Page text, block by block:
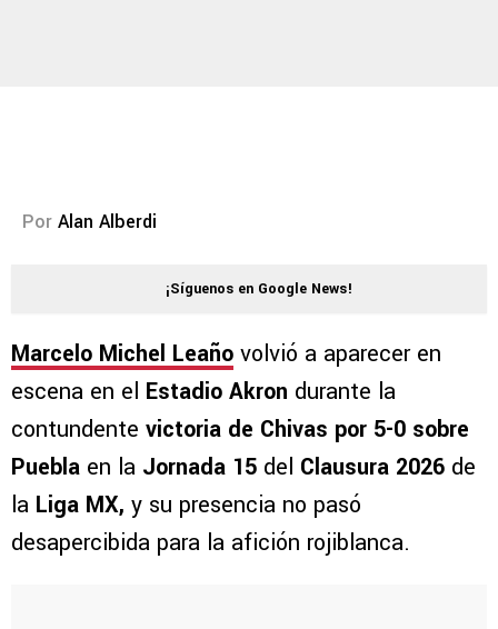
Por Alan Alberdi
¡Síguenos en Google News!
Marcelo Michel Leaño volvió a aparecer en
escena en el Estadio Akron durante la
contundente victoria de Chivas por 5-0 sobre
Puebla en la Jornada 15 del Clausura 2026 de
la Liga MX, y su presencia no pasó
desapercibida para la afición rojiblanca.